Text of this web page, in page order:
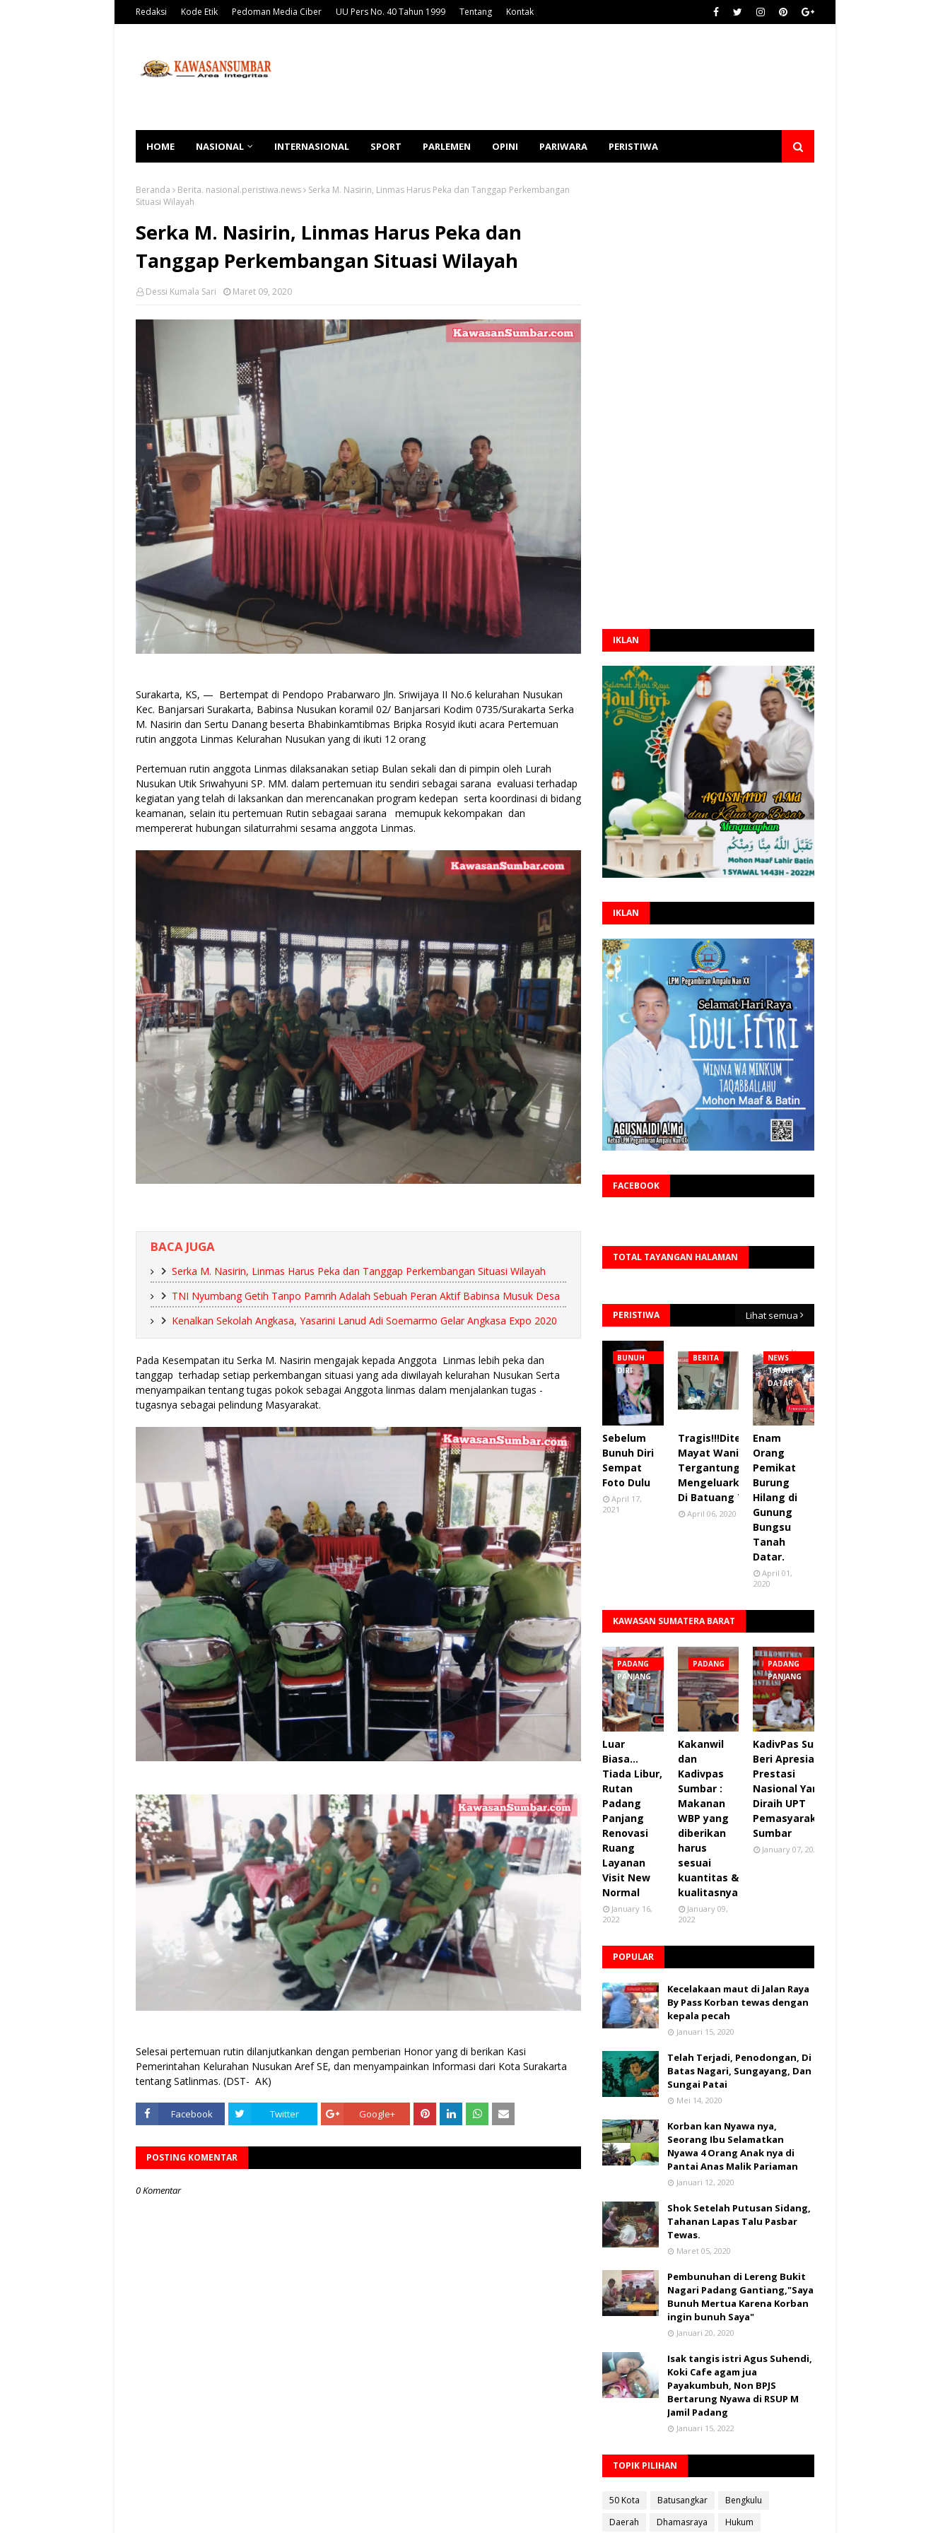
Redaksi Kode Etik Pedoman Media Ciber UU Pers No. 40 Tahun 1999 Tentang Kontak
HOME NASIONAL INTERNASIONAL SPORT PARLEMEN OPINI PARIWARA PERISTIWA
Beranda Berita. nasional.peristiwa.news
Serka M. Nasirin, Linmas Harus Peka dan Tanggap Perkembangan
Situasi Wilayah
Serka M. Nasirin, Linmas Harus Peka dan
Tanggap Perkembangan Situasi Wilayah
Dessi Kumala Sari Maret 09, 2020
Surakarta, KS, — Bertempat di Pendopo Prabarwaro Jln. Sriwijaya II No.6 kelurahan Nusukan
Kec. Banjarsari Surakarta, Babinsa Nusukan koramil 02/ Banjarsari Kodim 0735/Surakarta Serka
M. Nasirin dan Sertu Danang beserta Bhabinkamtibmas Bripka Rosyid ikuti acara Pertemuan
rutin anggota Linmas Kelurahan Nusukan yang di ikuti 12 orang
Pertemuan rutin anggota Linmas dilaksanakan setiap Bulan sekali dan di pimpin oleh Lurah
Nusukan Utik Sriwahyuni SP. MM. dalam pertemuan itu sendiri sebagai sarana evaluasi terhadap
kegiatan yang telah di laksankan dan merencanakan program kedepan serta koordinasi di bidang
keamanan, selain itu pertemuan Rutin sebagaai sarana memupuk kekompakan dan
mempererat hubungan silaturrahmi sesama anggota Linmas.
BACA JUGA
Serka M. Nasirin, Linmas Harus Peka dan Tanggap Perkembangan Situasi Wilayah
TNI Nyumbang Getih Tanpo Pamrih Adalah Sebuah Peran Aktif Babinsa Musuk Desa
Kenalkan Sekolah Angkasa, Yasarini Lanud Adi Soemarmo Gelar Angkasa Expo 2020
Pada Kesempatan itu Serka M. Nasirin mengajak kepada Anggota Linmas lebih peka dan
tanggap terhadap setiap perkembangan situasi yang ada diwilayah kelurahan Nusukan Serta
menyampaikan tentang tugas pokok sebagai Anggota linmas dalam menjalankan tugas -
tugasnya sebagai pelindung Masyarakat.
Selesai pertemuan rutin dilanjutkankan dengan pemberian Honor yang di berikan Kasi
Pemerintahan Kelurahan Nusukan Aref SE, dan menyampainkan Informasi dari Kota Surakarta
tentang Satlinmas. (DST- AK)
Facebook Twitter Google+
POSTING KOMENTAR
0 Komentar
IKLAN
IKLAN
FACEBOOK
TOTAL TAYANGAN HALAMAN
PERISTIWA Lihat semua
BUNUH
DIRI
Sebelum
Bunuh Diri
Sempat
Foto Dulu
April 17,
2021
BERITA
Tragis!!!Ditemukan
Mayat Wanita
Tergantung sudah
Mengeluarkan Bau
Di Batuang Taba.
April 06, 2020
NEWS
TANAH
DATAR
Enam
Orang
Pemikat
Burung
Hilang di
Gunung
Bungsu
Tanah
Datar.
April 01,
2020
KAWASAN SUMATERA BARAT
Lihat semua
PADANG
PANJANG
Luar
Biasa...
Tiada Libur,
Rutan
Padang
Panjang
Renovasi
Ruang
Layanan
Visit New
Normal
January 16,
2022
PADANG
Kakanwil
dan
Kadivpas
Sumbar :
Makanan
WBP yang
diberikan
harus
sesuai
kuantitas &
kualitasnya
January 09,
2022
PADANG
PANJANG
KadivPas Sumbar
Beri Apresiasi 27
Prestasi
Nasional Yang
Diraih UPT
Pemasyarakatan
Sumbar
January 07, 2022
POPULAR
Kecelakaan maut di Jalan Raya
By Pass Korban tewas dengan
kepala pecah
Januari 15, 2020
Telah Terjadi, Penodongan, Di
Batas Nagari, Sungayang, Dan
Sungai Patai
Mei 14, 2020
Korban kan Nyawa nya,
Seorang Ibu Selamatkan
Nyawa 4 Orang Anak nya di
Pantai Anas Malik Pariaman
Januari 12, 2020
Shok Setelah Putusan Sidang,
Tahanan Lapas Talu Pasbar
Tewas.
Maret 05, 2020
Pembunuhan di Lereng Bukit
Nagari Padang Gantiang,"Saya
Bunuh Mertua Karena Korban
ingin bunuh Saya"
Januari 20, 2020
Isak tangis istri Agus Suhendi,
Koki Cafe agam jua
Payakumbuh, Non BPJS
Bertarung Nyawa di RSUP M
Jamil Padang
Januari 15, 2022
TOPIK PILIHAN
50 Kota Batusangkar
Bengkulu
Daerah
Dhamasraya Hukum